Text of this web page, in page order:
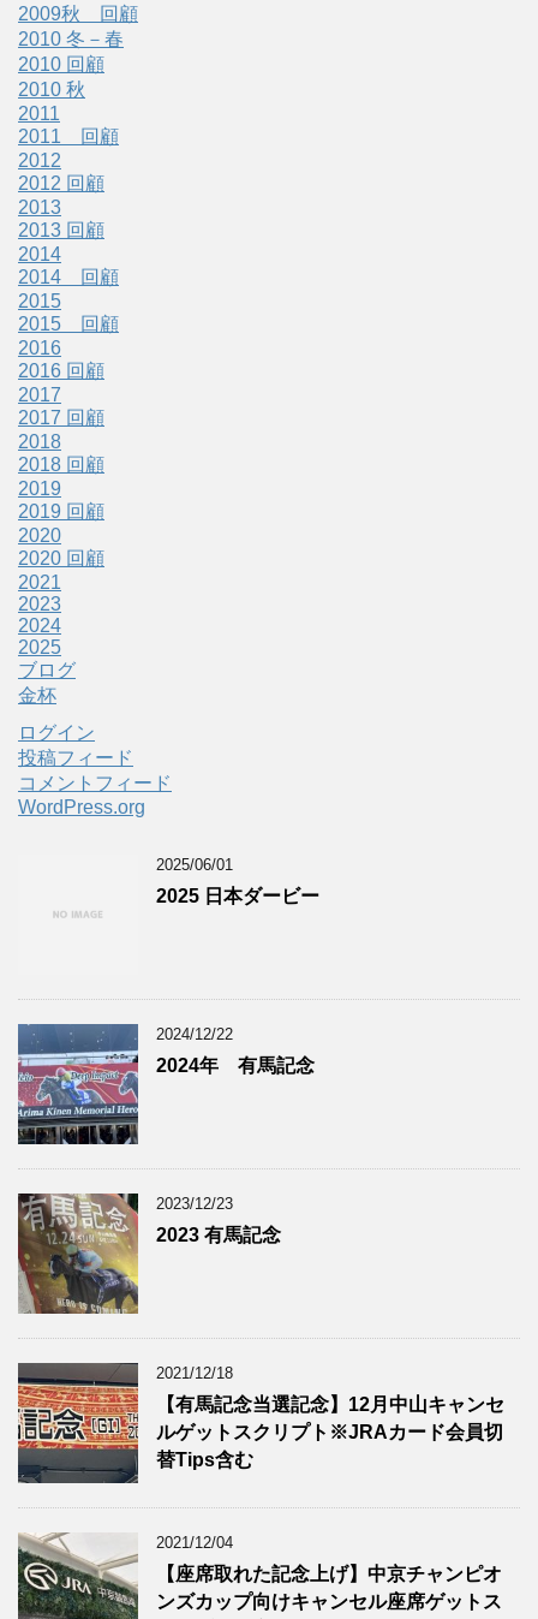
2009秋 回顧
2010 冬－春
2010 回顧
2010 秋
2011
2011 回顧
2012
2012 回顧
2013
2013 回顧
2014
2014 回顧
2015
2015 回顧
2016
2016 回顧
2017
2017 回顧
2018
2018 回顧
2019
2019 回顧
2020
2020 回顧
2021
2023
2024
2025
ブログ
金杯
ログイン
投稿フィード
コメントフィード
WordPress.org
2025/06/01
2025 日本ダービー
2024/12/22
2024年 有馬記念
2023/12/23
2023 有馬記念
2021/12/18
【有馬記念当選記念】12月中山キャンセ
ルゲットスクリプト※JRAカード会員切
替Tips含む
2021/12/04
【座席取れた記念上げ】中京チャンピオ
ンズカップ向けキャンセル座席ゲットス